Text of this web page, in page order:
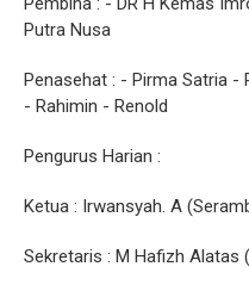
Putra Nusa
Penasehat : - Pirma Satria -
- Rahimin - Renold
Pengurus Harian :
Ketua : Irwansyah. A
Sekretaris : M Hafizh Alatas